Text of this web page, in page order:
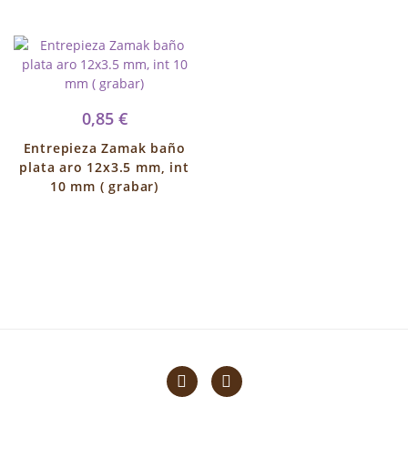
0,85 €
Entrepieza Zamak baño
plata aro 12x3.5 mm, int
10 mm ( grabar)